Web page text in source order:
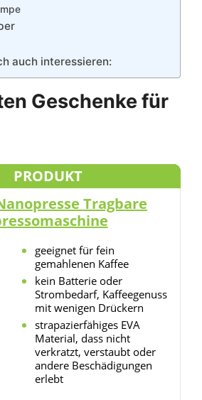
auch interessieren:
Geschenke für
PRODUKT
Tragbare
geeignet für fein
gemahlenen Kaffee
kein Batterie oder
Strombedarf, Kaffeegenuss
mit wenigen Drückern
strapazierfähiges EVA
Material, dass nicht
verkratzt, verstaubt oder
andere Beschädigungen
erlebt